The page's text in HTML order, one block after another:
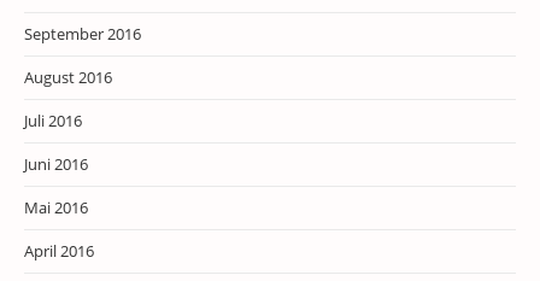
September 2016
August 2016
Juli 2016
Juni 2016
Mai 2016
April 2016